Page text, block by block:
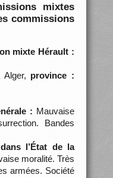
mixtes
commissions
mixte Hérault :
Alger, province :
: Mauvaise
Bandes
l’État de la
moralité. Très
armées. Société